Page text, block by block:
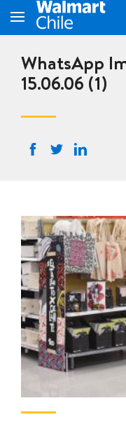
WhatsApp
15.06.06 (1)